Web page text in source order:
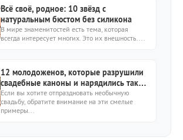
Всё своё, родное: 10 звёзд с
натуральным бюстом без силикона
В мире знаменитостей есть тема, которая
всегда интересует многих. Это их внешность....
12 молодоженов, которые разрушили
свадебные каноны и нарядились так
как им хочется
Если вы хотите отпраздновать необычную
свадьбу, обратите внимание на эти смелые
примеры...